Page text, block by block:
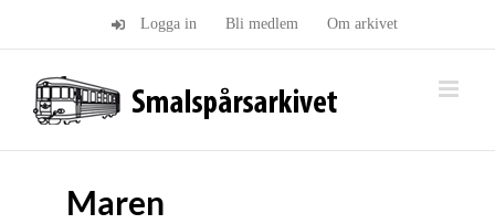
Logga in Bli medlem Om arkivet
Maren